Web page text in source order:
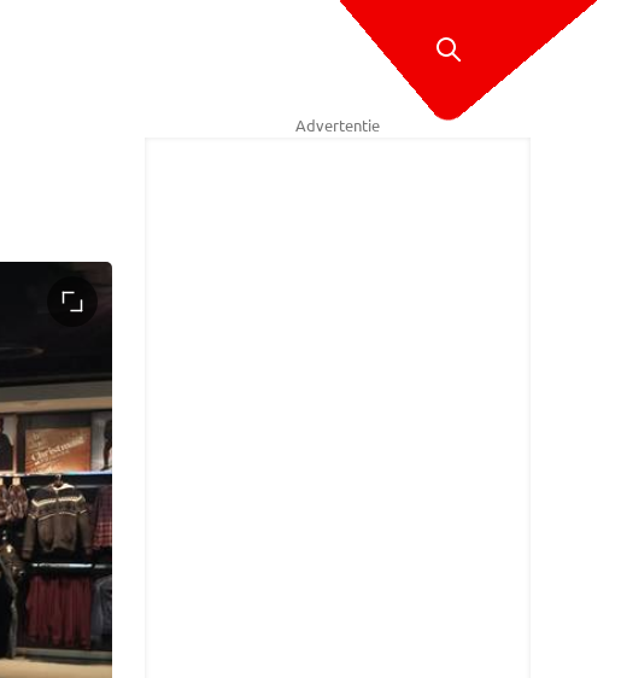
Advertentie